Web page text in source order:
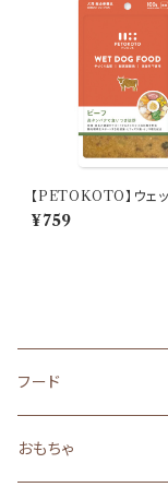
【PETOKOTO】ウェッ
フード ビーフ ペトコ
シュフード
¥759
フード
ドッグフード
おもちゃ